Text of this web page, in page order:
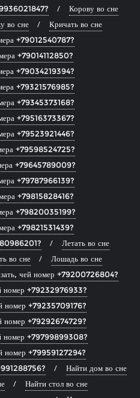
Корову во сне
во сне
Кричать во сне
+79012540787?
+79014112850?
+79034219394?
+79321576985?
+79345373168?
+79516373367?
+79523921446?
+79598524725?
+79645789009?
+79787966139?
+79815828416?
+79820035199?
+79821531439?
Летать во сне
во сне
Лошадь во сне
чей номер +79200726804?
номер +79232976933?
номер +79235709176?
номер +79292674729?
номер +79799899308?
номер +79959127294?
Найти дом во сне
Найти стол во сне